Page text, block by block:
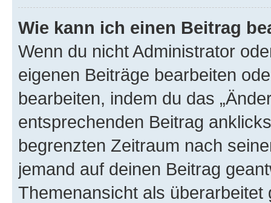
Wie kann ich einen Beitrag
Wenn du nicht Administrator
eigenen Beiträge bearbeiten
bearbeiten, indem du das
entsprechenden Beitrag
begrenzten Zeitraum nach
jemand auf deinen Beitrag
Themenansicht als